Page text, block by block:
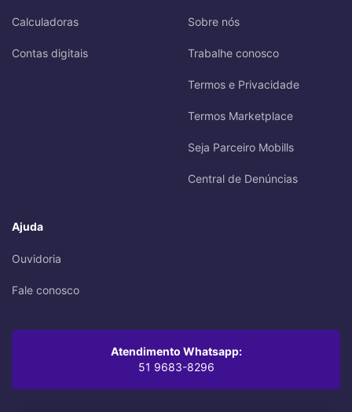
Calculadoras
Contas digitais
Sobre nós
Trabalhe conosco
Termos e Privacidade
Termos Marketplace
Seja Parceiro Mobills
Central de Denúncias
Ajuda
Ouvidoria
Fale conosco
Atendimento Whatsapp:
51 9683-8296